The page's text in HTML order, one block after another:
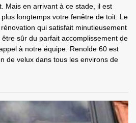
Mais en arrivant à ce stade, il est
plus longtemps votre fenêtre de toit. Le
qui satisfait minutieusement
sûr du parfait accomplissement de
à notre équipe. Renolde 60 est
de velux dans tous les environs de